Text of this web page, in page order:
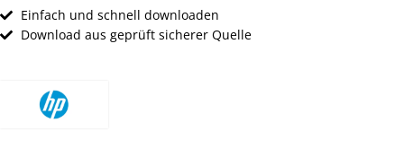
Einfach und schnell downloaden
Download aus geprüft sicherer Quelle